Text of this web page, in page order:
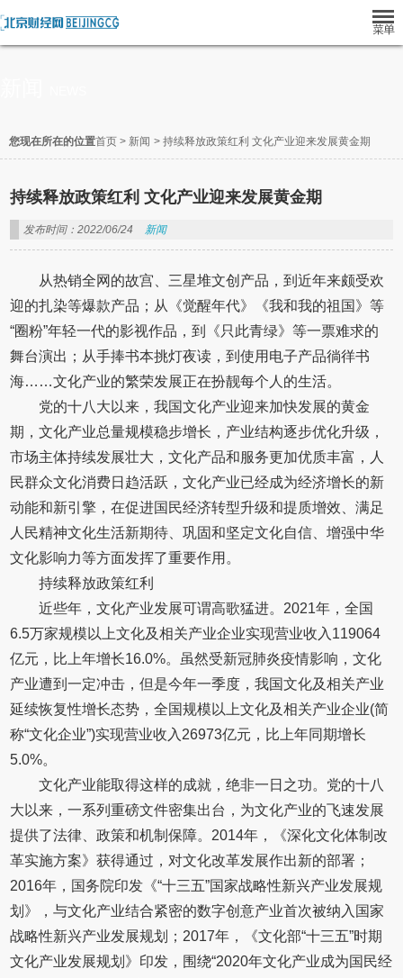
您现在所在的位置首页 > 新闻 > 持续释放政策红利 文化产业迎来发展黄金期
持续释放政策红利 文化产业迎来发展黄金期
发布时间：2022/06/24 新闻
从热销全网的故宫、三星堆文创产品，到近年来颇受欢
迎的扎染等爆款产品；从《觉醒年代》《我和我的祖国》等
“圈粉”年轻一代的影视作品，到《只此青绿》等一票难求的
舞台演出；从手捧书本挑灯夜读，到使用电子产品徜徉书
海……文化产业的繁荣发展正在扮靓每个人的生活。
党的十八大以来，我国文化产业迎来加快发展的黄金
期，文化产业总量规模稳步增长，产业结构逐步优化升级，
市场主体持续发展壮大，文化产品和服务更加优质丰富，人
民群众文化消费日趋活跃，文化产业已经成为经济增长的新
动能和新引擎，在促进国民经济转型升级和提质增效、满足
人民精神文化生活新期待、巩固和坚定文化自信、增强中华
文化影响力等方面发挥了重要作用。
持续释放政策红利
近些年，文化产业发展可谓高歌猛进。2021年，全国
6.5万家规模以上文化及相关产业企业实现营业收入119064
亿元，比上年增长16.0%。虽然受新冠肺炎疫情影响，文化
产业遭到一定冲击，但是今年一季度，我国文化及相关产业
延续恢复性增长态势，全国规模以上文化及相关产业企业(简
称“文化企业”)实现营业收入26973亿元，比上年同期增长
5.0%。
文化产业能取得这样的成就，绝非一日之功。党的十八
大以来，一系列重磅文件密集出台，为文化产业的飞速发展
提供了法律、政策和机制保障。2014年，《深化文化体制改
革实施方案》获得通过，对文化改革发展作出新的部署；
2016年，国务院印发《“十三五”国家战略性新兴产业发展规
划》，与文化产业结合紧密的数字创意产业首次被纳入国家
战略性新兴产业发展规划；2017年，《文化部“十三五”时期
文化产业发展规划》印发，围绕“2020年文化产业成为国民经